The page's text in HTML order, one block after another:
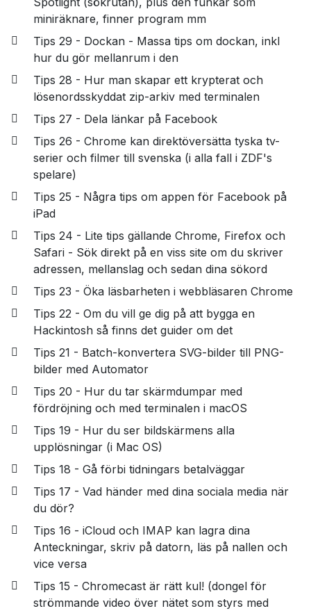
miniräknare, finner program mm
Tips 29 - Dockan - Massa tips om dockan, inkl
hur du gör mellanrum i den
Tips 28 - Hur man skapar ett krypterat och
lösenordsskyddat zip-arkiv med terminalen
Tips 27 - Dela länkar på Facebook
Tips 26 - Chrome kan direktöversätta tyska tv-
serier och filmer till svenska (i alla fall i ZDF's
spelare)
Tips 25 - Några tips om appen för Facebook på
iPad
Tips 24 - Lite tips gällande Chrome, Firefox och
Safari - Sök direkt på en viss site om du skriver
adressen, mellanslag och sedan dina sökord
Tips 23 - Öka läsbarheten i webbläsaren Chrome
Tips 22 - Om du vill ge dig på att bygga en
Hackintosh så finns det guider om det
Tips 21 - Batch-konvertera SVG-bilder till PNG-
bilder med Automator
Tips 20 - Hur du tar skärmdumpar med
fördröjning och med terminalen i macOS
Tips 19 - Hur du ser bildskärmens alla
upplösningar (i Mac OS)
Tips 18 - Gå förbi tidningars betalväggar
Tips 17 - Vad händer med dina sociala media när
du dör?
Tips 16 - iCloud och IMAP kan lagra dina
Anteckningar, skriv på datorn, läs på nallen och
vice versa
Tips 15 - Chromecast är rätt kul! (dongel för
strömmande video över nätet som styrs med